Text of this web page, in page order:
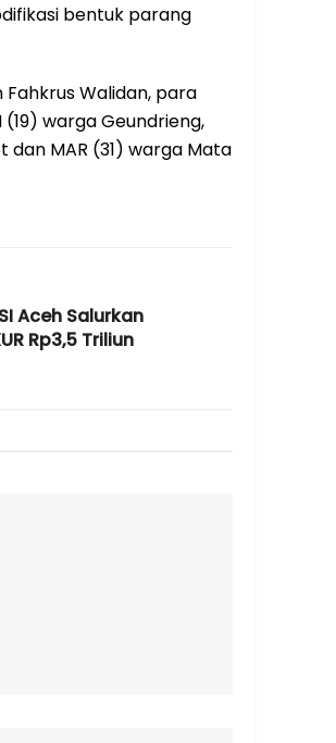
bentuk parang
Walidan, para
warga Geundrieng,
dan MAR (31) warga Mata
Aceh Salurkan
Rp3,5 Triliun